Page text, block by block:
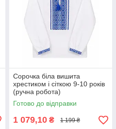
Сорочка біла вишита
хрестиком і сіткою 9-10 років
(ручна робота)
Готово до відправки
1 079,10 ₴ 1 199 ₴